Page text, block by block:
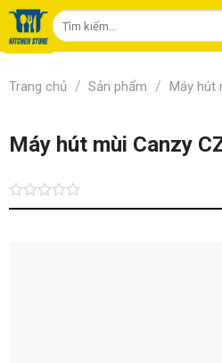
Chuyển
đến
nội
dung
Tìm
kiếm:
Trang chủ / Sản phẩm / Máy hút
Máy hút mùi Canzy
Được